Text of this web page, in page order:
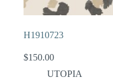
H1910723
$150.00
UTOPIA